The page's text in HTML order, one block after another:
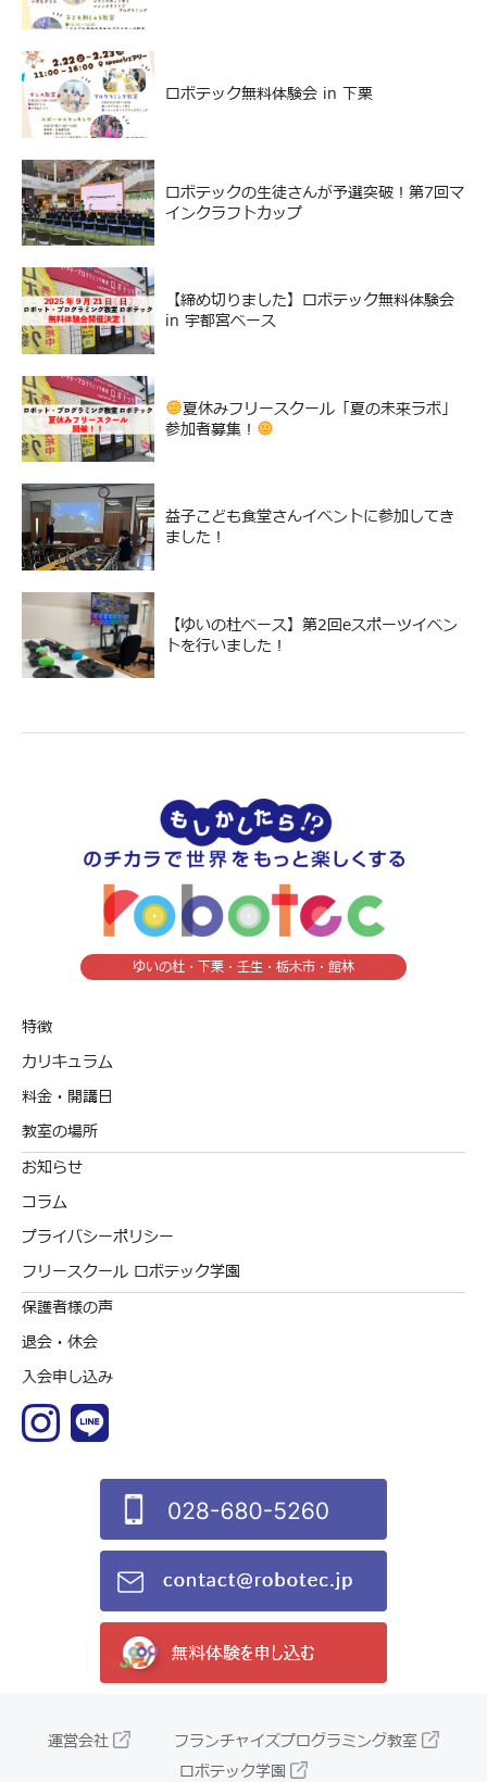
ロボテック無料体験会 in 下栗
ロボテックの生徒さんが予選突破！第7回マ
インクラフトカップ
【締め切りました】ロボテック無料体験会
in 宇都宮ベース
夏休みフリースクール「夏の未来ラボ」
参加者募集！
益子こども食堂さんイベントに参加してき
ました！
【ゆいの杜ベース】第2回eスポーツイベン
トを行いました！
ゆいの杜・下栗・壬生・栃木市・館林
特徴
カリキュラム
料金・開講日
教室の場所
お知らせ
コラム
プライバシーポリシー
フリースクール ロボテック学園
保護者様の声
退会・休会
入会申し込み
運営会社
フランチャイズプログラミング教室
ロボテック学園